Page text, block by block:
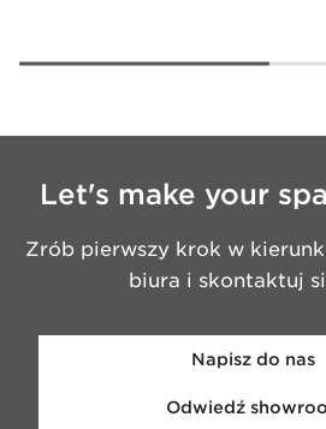
Let's make your
Zrób pierwszy krok w
biura i skontaktuj
Napisz do nas
Odwiedź